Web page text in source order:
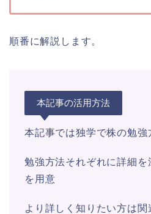
順番に解説します。
本記事の活用方法
本記事では独学で株の勉強
勉強方法それぞれに詳細
を用意
より詳しく知りたい方は関